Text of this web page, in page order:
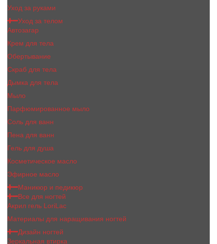
Уход за руками
Уход за телом
Автозагар
Крем для тела
Обертывание
Скраб для тела
Дымка для тела
Мыло
Парфюмированное мыло
Соль для ванн
Пена для ванн
Гель для душа
Косметическое масло
Эфирное масло
Маникюр и педикюр
Все для ногтей
Акрил гель LoriLac
Материалы для наращивания ногтей
Дизайн ногтей
Зеркальная втирка